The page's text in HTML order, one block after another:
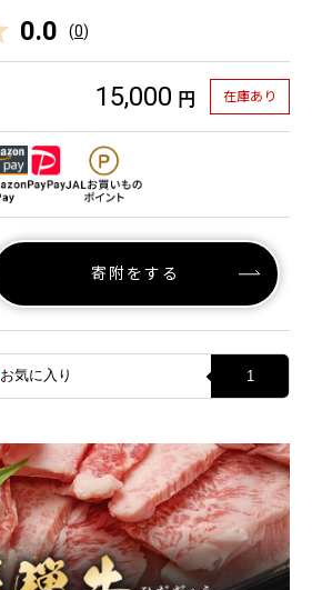
0.0 (0)
15,000 円 在庫あり
寄附をする
お気に入り 1